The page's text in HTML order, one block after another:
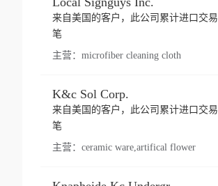
来自美国的客户，此公司累计进口交易
笔
主营： microfiber cleaning cloth
K&c Sol Corp.
来自美国的客户，此公司累计进口交易
笔
主营： ceramic ware,artifical flower